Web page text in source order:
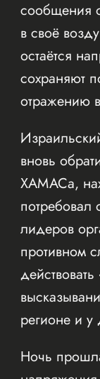
сообщения
в своё
остаётся
сохраняют
отражению
вновь
ХАМАСа,
потребовал
лидеров
противном
регионе и у
Ночь